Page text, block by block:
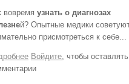
вовремя узнать о диагнозах
й? Опытные медики
присмотреться к себе...
о Узнай диагноз по ногтям
Войдите, чтобы оставлять